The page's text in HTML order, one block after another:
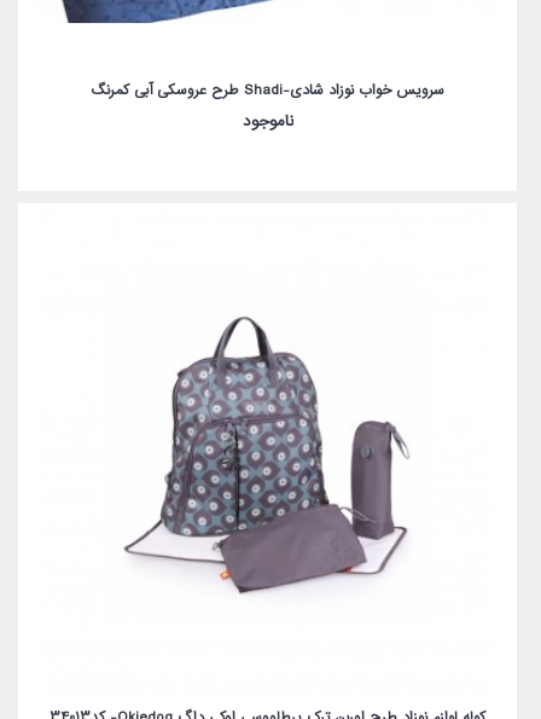
سرویس خواب نوزاد شادی-Shadi طرح عروسکی آبی کمرنگ
ناموجود